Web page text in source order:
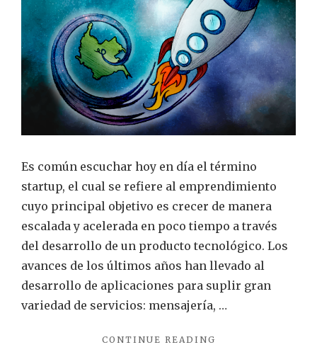
el
de
Es común escuchar hoy en día el término
startup, el cual se refiere al emprendimiento
cuyo principal objetivo es crecer de manera
escalada y acelerada en poco tiempo a través
del desarrollo de un producto tecnológico. Los
avances de los últimos años han llevado al
desarrollo de aplicaciones para suplir gran
variedad de servicios: mensajería, …
CONTINUE READING